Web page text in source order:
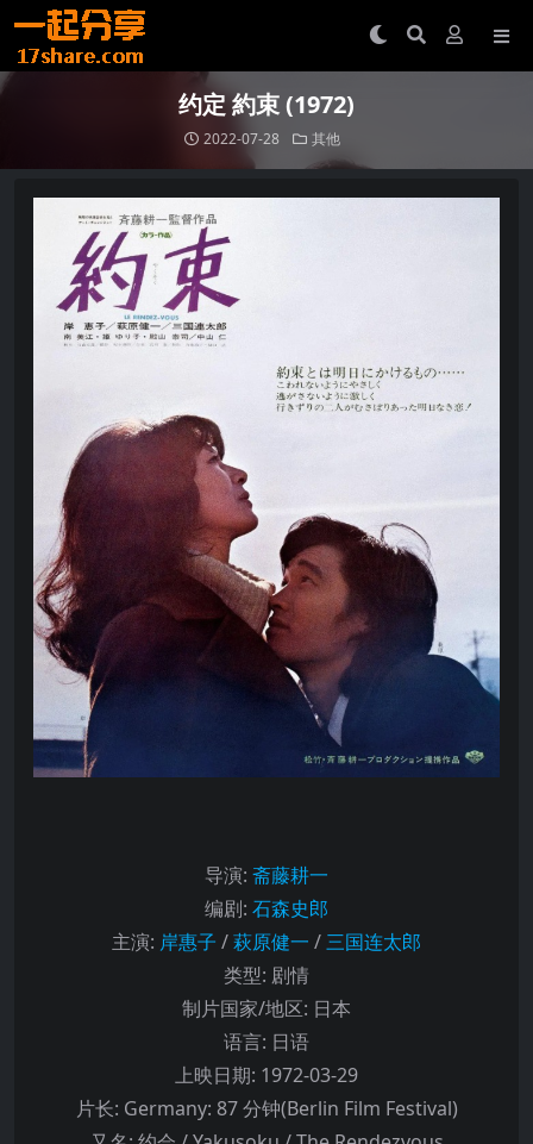
约定 約束 (1972)
2022-07-28 其他
导演: 斋藤耕一
编剧: 石森史郎
主演: 岸惠子 /萩原健一 /三国连太郎
类型: 剧情
制片国家/地区: 日本
语言: 日语
上映日期: 1972-03-29
片长: Germany: 87 分钟(Berlin Film Festival)